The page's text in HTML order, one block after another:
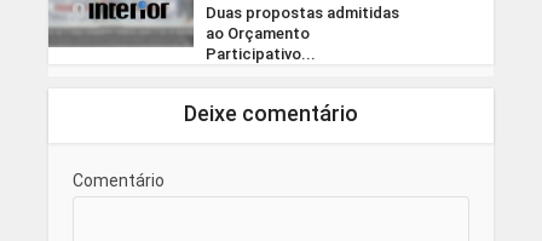
Duas propostas admitidas
ao Orçamento
Participativo...
Deixe comentário
Comentário